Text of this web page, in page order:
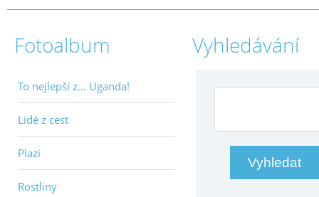
Fotoalbum
To nejlepší z... Uganda!
Lidé z cest
Plazi
Rostliny
Vyhledávání